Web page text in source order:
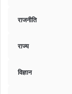
राजनीति
राज्य
विज्ञान